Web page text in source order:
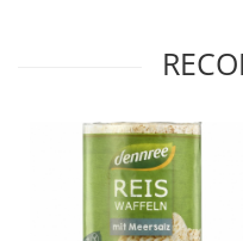
Paste bio fara gluten
Paste bio pentru copii
Paste fainoase bio
Pateu, sosuri si conserve
Conserve de peste bio